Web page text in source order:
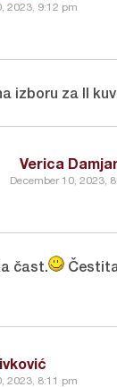
2023, 9:12 pm
Verica
December 10, 2023,
izboru za II
2023, 8:11 pm
čast.